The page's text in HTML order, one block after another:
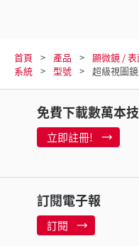
首頁 產品 顯微鏡 /
系統
型號 超級視圖鏡
免費下載數萬本
立即註冊!
訂閱電子報
訂閱